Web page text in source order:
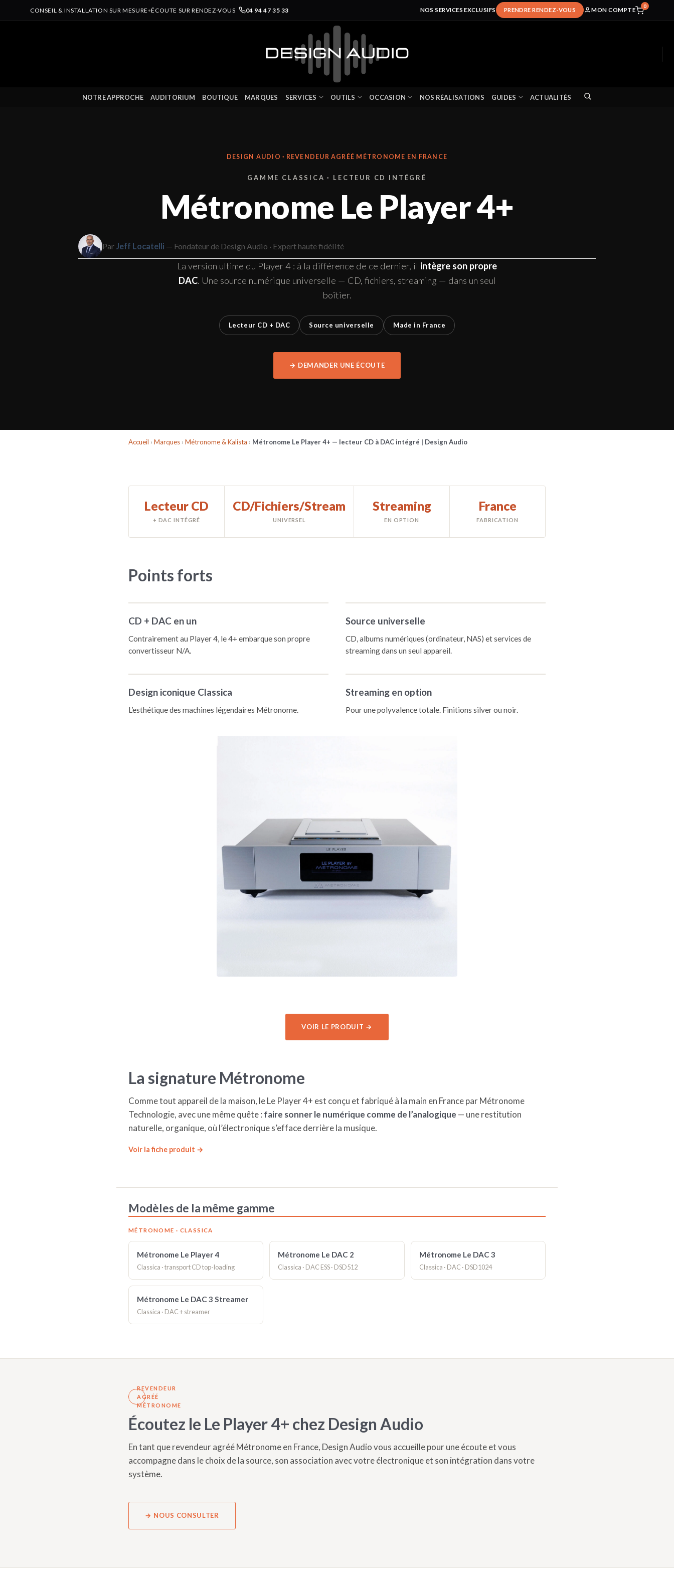
CONSEIL & INSTALLATION SUR MESURE •ÉCOUTE SUR RENDEZ-VOUS 04 94 47 35 33 NOS SERVICES EXCLUSIFS PRENDRE RENDEZ-VOUS MON COMPTE
0
NOTRE APPROCHE AUDITORIUM BOUTIQUE MARQUES SERVICES OUTILS OCCASION NOS RÉALISATIONS GUIDES ACTUALITÉS
DESIGN AUDIO · REVENDEUR AGRÉÉ MÉTRONOME EN FRANCE
GAMME CLASSICA · LECTEUR CD INTÉGRÉ
Métronome Le Player 4+
Par Jeff Locatelli — Fondateur de Design Audio · Expert haute fidélité
La version ultime du Player 4 : à la différence de ce dernier, il intègre son propre
DAC. Une source numérique universelle — CD, fichiers, streaming — dans un seul
boîtier.
Lecteur CD + DAC Source universelle Made in France
→ DEMANDER UNE ÉCOUTE
Accueil › Marques › Métronome & Kalista › Métronome Le Player 4+ — lecteur CD à DAC intégré | Design Audio
Lecteur CD
+ DAC INTÉGRÉ
CD/Fichiers/Stream
UNIVERSEL
Streaming
EN OPTION
France
FABRICATION
Points forts
CD + DAC en un
Contrairement au Player 4, le 4+ embarque son propre
convertisseur N/A.
Source universelle
CD, albums numériques (ordinateur, NAS) et services de
streaming dans un seul appareil.
Design iconique Classica
L’esthétique des machines légendaires Métronome.
Streaming en option
Pour une polyvalence totale. Finitions silver ou noir.
VOIR LE PRODUIT →
La signature Métronome
Comme tout appareil de la maison, le Le Player 4+ est conçu et fabriqué à la main en France par Métronome
Technologie, avec une même quête : faire sonner le numérique comme de l’analogique — une restitution
naturelle, organique, où l’électronique s’efface derrière la musique.
Voir la fiche produit →
Modèles de la même gamme
MÉTRONOME · CLASSICA
Métronome Le Player 4
Classica · transport CD top-loading
Métronome Le DAC 2
Classica · DAC ESS · DSD512
Métronome Le DAC 3
Classica · DAC · DSD1024
Métronome Le DAC 3 Streamer
Classica · DAC + streamer
REVENDEUR
AGRÉÉ
MÉTRONOME
Écoutez le Le Player 4+ chez Design Audio
En tant que revendeur agréé Métronome en France, Design Audio vous accueille pour une écoute et vous
accompagne dans le choix de la source, son association avec votre électronique et son intégration dans votre
système.
→ NOUS CONSULTER